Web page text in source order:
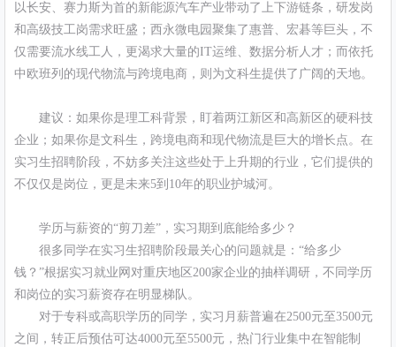
以长安、赛力斯为首的新能源汽车产业带动了上下游链条，研发岗
和高级技工岗需求旺盛；西永微电园聚集了惠普、宏碁等巨头，不
仅需要流水线工人，更渴求大量的IT运维、数据分析人才；而依托
中欧班列的现代物流与跨境电商，则为文科生提供了广阔的天地。
建议：如果你是理工科背景，盯着两江新区和高新区的硬科技
企业；如果你是文科生，跨境电商和现代物流是巨大的增长点。在
实习生招聘阶段，不妨多关注这些处于上升期的行业，它们提供的
不仅仅是岗位，更是未来5到10年的职业护城河。
学历与薪资的“剪刀差”，实习期到底能给多少？
很多同学在实习生招聘阶段最关心的问题就是：“给多少
钱？”根据实习就业网对重庆地区200家企业的抽样调研，不同学历
和岗位的实习薪资存在明显梯队。
对于专科或高职学历的同学，实习月薪普遍在2500元至3500元
之间，转正后预估可达4000元至5500元，热门行业集中在智能制